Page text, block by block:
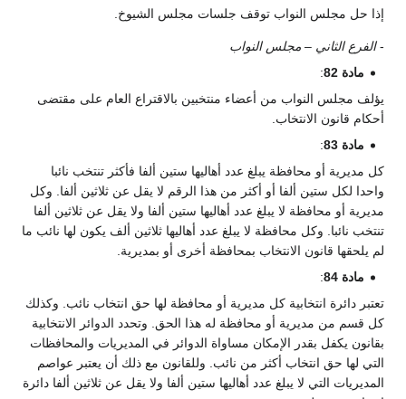
إذا حل مجلس النواب توقف جلسات مجلس الشيوخ.
-الفرع الثاني – مجلس النواب
مادة 82
:
يؤلف مجلس النواب من أعضاء منتخبين بالاقتراع العام على مقتضى
أحكام قانون الانتخاب.
مادة 83
:
كل مديرية أو محافظة يبلغ عدد أهاليها ستين ألفا فأكثر تنتخب نائبا
واحدا لكل ستين ألفا أو أكثر من هذا الرقم لا يقل عن ثلاثين ألفا. وكل
مديرية أو محافظة لا يبلغ عدد أهاليها ستين ألفا ولا يقل عن ثلاثين ألفا
تنتخب نائبا. وكل محافظة لا يبلغ عدد أهاليها ثلاثين ألف يكون لها نائب ما
لم يلحقها قانون الانتخاب بمحافظة أخرى أو بمديرية.
مادة 84
:
تعتبر دائرة انتخابية كل مديرية أو محافظة لها حق انتخاب نائب. وكذلك
كل قسم من مديرية أو محافظة له هذا الحق. وتحدد الدوائر الانتخابية
بقانون يكفل بقدر الإمكان مساواة الدوائر في المديريات والمحافظات
التي لها حق انتخاب أكثر من نائب. وللقانون مع ذلك أن يعتبر عواصم
المديريات التي لا يبلغ عدد أهاليها ستين ألفا ولا يقل عن ثلاثين ألفا دائرة